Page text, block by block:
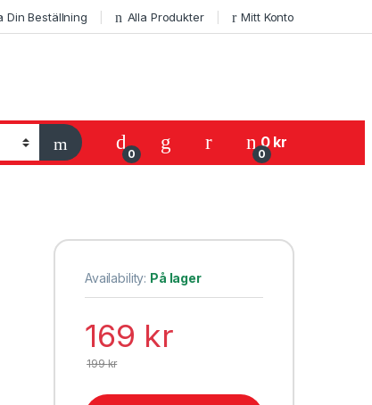
Din Beställning Alla Produkter Mitt Konto
0
My Account
0
0 kr
Availability: På lager
169 kr
199kr